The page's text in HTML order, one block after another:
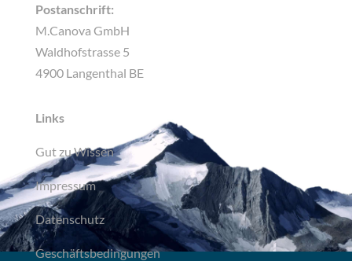
Postanschrift:
M.Canova GmbH
Waldhofstrasse 5
4900 Langenthal BE
Links
Gut zu Wissen
Impressum
Datenschutz
Geschäftsbedingungen